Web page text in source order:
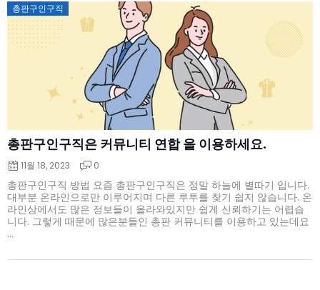
총판구인구직
총판구인구직은 커뮤니티 연합 을 이용하세요.
Posted
on
11월 18, 2023 0
총판구인구직 방법 요즘 총판구인구직은 정말 하늘에 별따기 입니다.
대부분 온라인으로만 이루어지며 다른 루투를 찾기 쉽지 않습니다. 온
라인상에서도 많은 정보들이 올라와있지만 쉽게 신뢰하기는 어렵습
니다. 그렇게 때문에 많은분들인 총판 커뮤니티를 이용하고 있는데요
...